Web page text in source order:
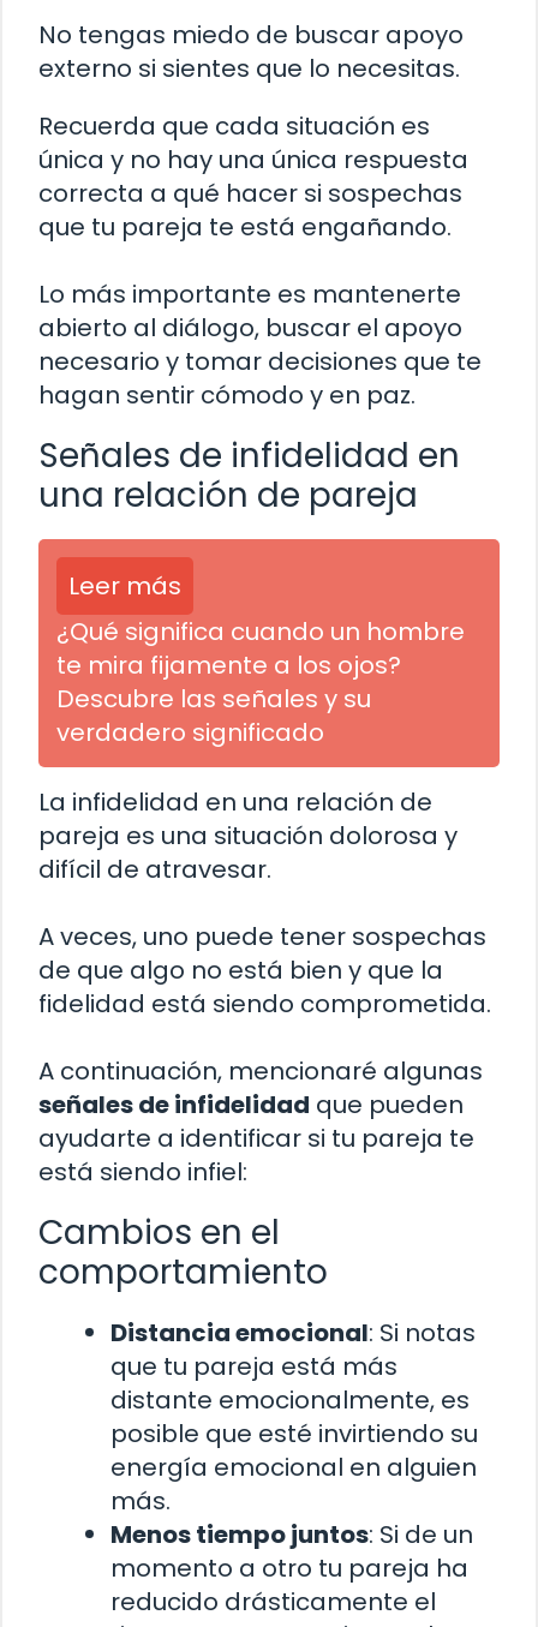
No tengas miedo de buscar apoyo
externo si sientes que lo necesitas.
Recuerda que cada situación es
única y no hay una única respuesta
correcta a qué hacer si sospechas
que tu pareja te está engañando.
Lo más importante es mantenerte
abierto al diálogo, buscar el apoyo
necesario y tomar decisiones que te
hagan sentir cómodo y en paz.
Señales de infidelidad en
una relación de pareja
Leer más
¿Qué significa cuando un hombre
te mira fijamente a los ojos?
Descubre las señales y su
verdadero significado
La infidelidad en una relación de
pareja es una situación dolorosa y
difícil de atravesar.
A veces, uno puede tener sospechas
de que algo no está bien y que la
fidelidad está siendo comprometida.
A continuación, mencionaré algunas
señales de infidelidad que pueden
ayudarte a identificar si tu pareja te
está siendo infiel:
Cambios en el
comportamiento
Distancia emocional: Si notas
que tu pareja está más
distante emocionalmente, es
posible que esté invirtiendo su
energía emocional en alguien
más.
Menos tiempo juntos: Si de un
momento a otro tu pareja ha
reducido drásticamente el